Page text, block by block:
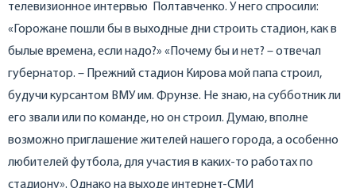
телевизионное интервью Полтавченко. У него спросили:
«Горожане пошли бы в выходные дни строить стадион, как в
былые времена, если надо?» «Почему бы и нет? – отвечал
губернатор. – Прежний стадион Кирова мой папа строил,
будучи курсантом ВМУ им. Фрунзе. Не знаю, на субботник ли
его звали или по команде, но он строил. Думаю, вполне
возможно приглашение жителей нашего города, а особенно
любителей футбола, для участия в каких-то работах по
стадиону». Однако на выходе интернет-СМИ